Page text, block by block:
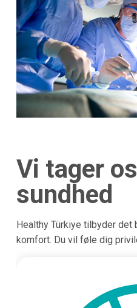
Vi tager
sundhed
Healthy Türkiye tilbyder
komfort. Du vil føle dig